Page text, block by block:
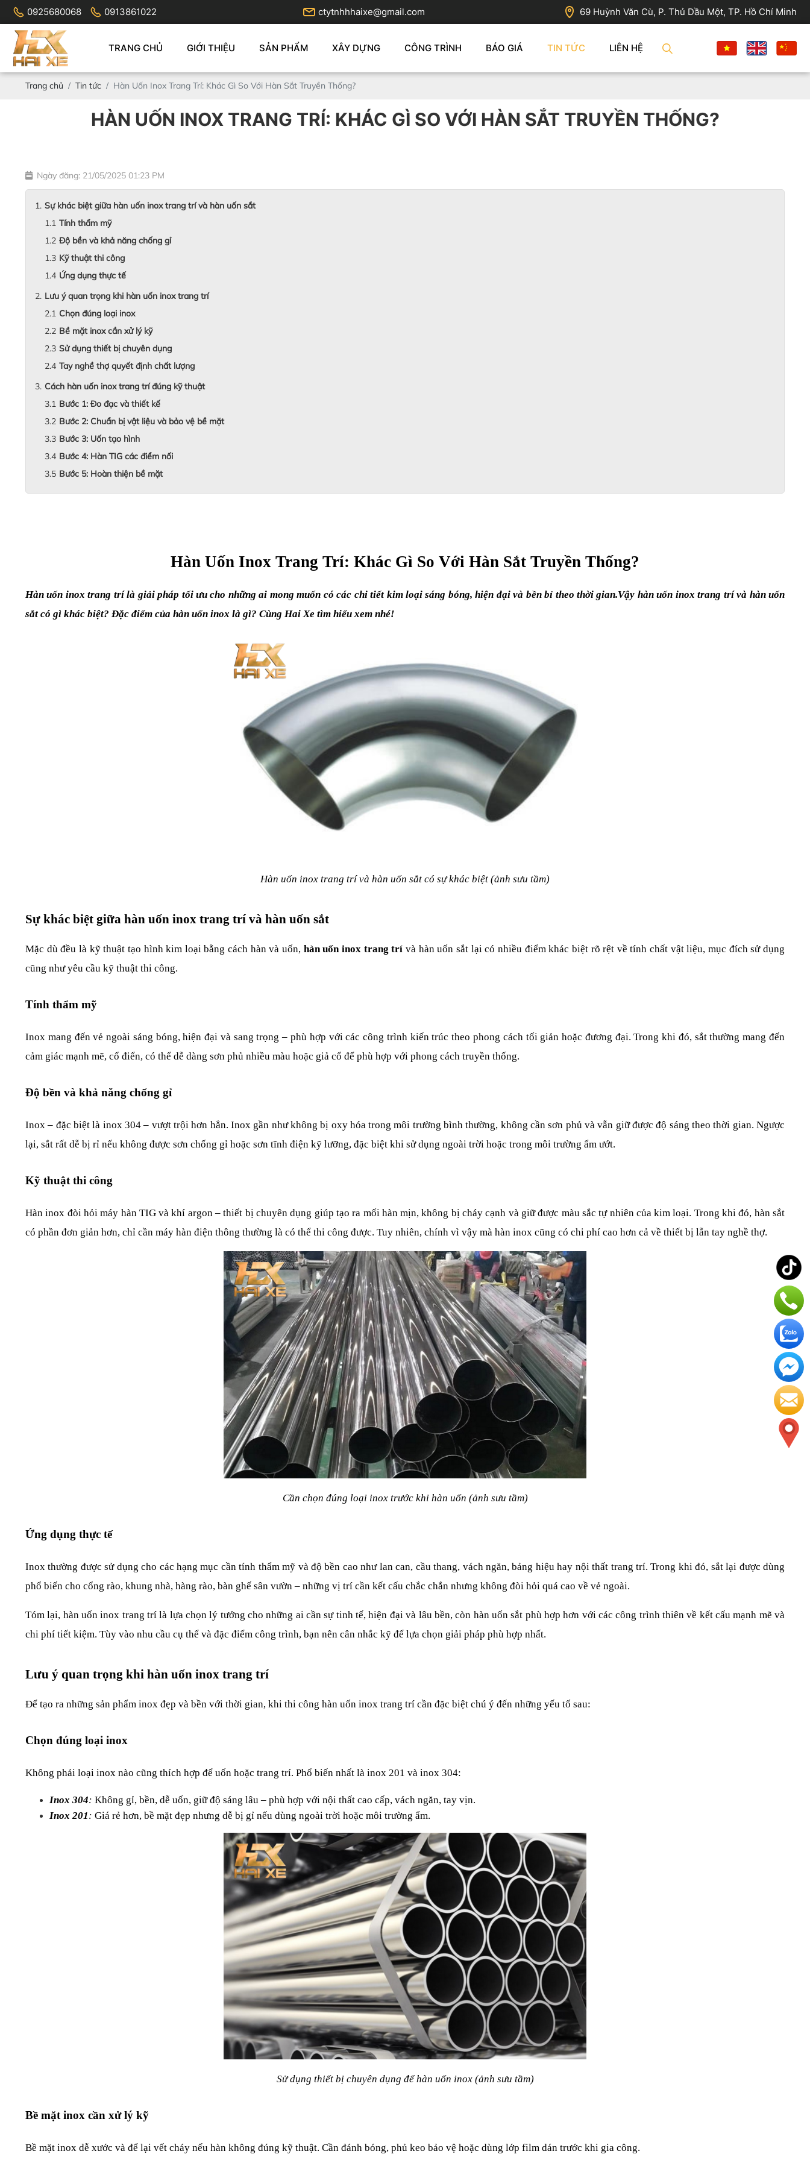
0925680068 0913861022 ctytnhhhaixe@gmail.com 69 Huỳnh Văn Cù, P. Thủ Dầu Một, TP. Hồ Chí Minh
TRANG CHỦ GIỚI THIỆU SẢN PHẨM XÂY DỰNG CÔNG TRÌNH BÁO GIÁ TIN TỨC LIÊN HỆ
Trang chủ Tin tức Hàn Uốn Inox Trang Trí: Khác Gì So Với Hàn Sắt Truyền Thống?
HÀN UỐN INOX TRANG TRÍ: KHÁC GÌ SO VỚI HÀN SẮT TRUYỀN THỐNG?
Ngày đăng: 21/05/2025 01:23 PM
Sự khác biệt giữa hàn uốn inox trang trí và hàn uốn sắt
Tính thẩm mỹ
Độ bền và khả năng chống gỉ
Kỹ thuật thi công
Ứng dụng thực tế
Lưu ý quan trọng khi hàn uốn inox trang trí
Chọn đúng loại inox
Bề mặt inox cần xử lý kỹ
Sử dụng thiết bị chuyên dụng
Tay nghề thợ quyết định chất lượng
Cách hàn uốn inox trang trí đúng kỹ thuật
Bước 1: Đo đạc và thiết kế
Bước 2: Chuẩn bị vật liệu và bảo vệ bề mặt
Bước 3: Uốn tạo hình
Bước 4: Hàn TIG các điểm nối
Bước 5: Hoàn thiện bề mặt
Hàn Uốn Inox Trang Trí: Khác Gì So Với Hàn Sắt Truyền Thống?
Hàn uốn inox trang trí là giải pháp tối ưu cho những ai mong muốn có các chi tiết kim loại sáng bóng, hiện đại và bền bỉ theo thời gian.Vậy hàn uốn inox trang trí và hàn uốn
sắt có gì khác biệt? Đặc điểm của hàn uốn inox là gì? Cùng Hai Xe tìm hiểu xem nhé!
Hàn uốn inox trang trí và hàn uốn sắt có sự khác biệt (ảnh sưu tầm)
Sự khác biệt giữa hàn uốn inox trang trí và hàn uốn sắt
Mặc dù đều là kỹ thuật tạo hình kim loại bằng cách hàn và uốn, hàn uốn inox trang trí và hàn uốn sắt lại có nhiều điểm khác biệt rõ rệt về tính chất vật liệu, mục đích sử dụng
cũng như yêu cầu kỹ thuật thi công.
Tính thẩm mỹ
Inox mang đến vẻ ngoài sáng bóng, hiện đại và sang trọng – phù hợp với các công trình kiến trúc theo phong cách tối giản hoặc đương đại. Trong khi đó, sắt thường mang đến
cảm giác mạnh mẽ, cổ điển, có thể dễ dàng sơn phủ nhiều màu hoặc giả cổ để phù hợp với phong cách truyền thống.
Độ bền và khả năng chống gỉ
Inox – đặc biệt là inox 304 – vượt trội hơn hẳn. Inox gần như không bị oxy hóa trong môi trường bình thường, không cần sơn phủ và vẫn giữ được độ sáng theo thời gian. Ngược
lại, sắt rất dễ bị rỉ nếu không được sơn chống gỉ hoặc sơn tĩnh điện kỹ lưỡng, đặc biệt khi sử dụng ngoài trời hoặc trong môi trường ẩm ướt.
Kỹ thuật thi công
Hàn inox đòi hỏi máy hàn TIG và khí argon – thiết bị chuyên dụng giúp tạo ra mối hàn mịn, không bị cháy cạnh và giữ được màu sắc tự nhiên của kim loại. Trong khi đó, hàn sắt
có phần đơn giản hơn, chỉ cần máy hàn điện thông thường là có thể thi công được. Tuy nhiên, chính vì vậy mà hàn inox cũng có chi phí cao hơn cả về thiết bị lẫn tay nghề thợ.
Cần chọn đúng loại inox trước khi hàn uốn (ảnh sưu tầm)
Ứng dụng thực tế
Inox thường được sử dụng cho các hạng mục cần tính thẩm mỹ và độ bền cao như lan can, cầu thang, vách ngăn, bảng hiệu hay nội thất trang trí. Trong khi đó, sắt lại được dùng
phổ biến cho cổng rào, khung nhà, hàng rào, bàn ghế sân vườn – những vị trí cần kết cấu chắc chắn nhưng không đòi hỏi quá cao về vẻ ngoài.
Tóm lại, hàn uốn inox trang trí là lựa chọn lý tưởng cho những ai cần sự tinh tế, hiện đại và lâu bền, còn hàn uốn sắt phù hợp hơn với các công trình thiên về kết cấu mạnh mẽ và
chi phí tiết kiệm. Tùy vào nhu cầu cụ thể và đặc điểm công trình, bạn nên cân nhắc kỹ để lựa chọn giải pháp phù hợp nhất.
Lưu ý quan trọng khi hàn uốn inox trang trí
Để tạo ra những sản phẩm inox đẹp và bền với thời gian, khi thi công hàn uốn inox trang trí cần đặc biệt chú ý đến những yếu tố sau:
Chọn đúng loại inox
Không phải loại inox nào cũng thích hợp để uốn hoặc trang trí. Phổ biến nhất là inox 201 và inox 304:
Inox 304: Không gỉ, bền, dễ uốn, giữ độ sáng lâu – phù hợp với nội thất cao cấp, vách ngăn, tay vịn.
Inox 201: Giá rẻ hơn, bề mặt đẹp nhưng dễ bị gỉ nếu dùng ngoài trời hoặc môi trường ẩm.
Sử dụng thiết bị chuyên dụng để hàn uốn inox (ảnh sưu tầm)
Bề mặt inox cần xử lý kỹ
Bề mặt inox dễ xước và để lại vết cháy nếu hàn không đúng kỹ thuật. Cần đánh bóng, phủ keo bảo vệ hoặc dùng lớp film dán trước khi gia công.